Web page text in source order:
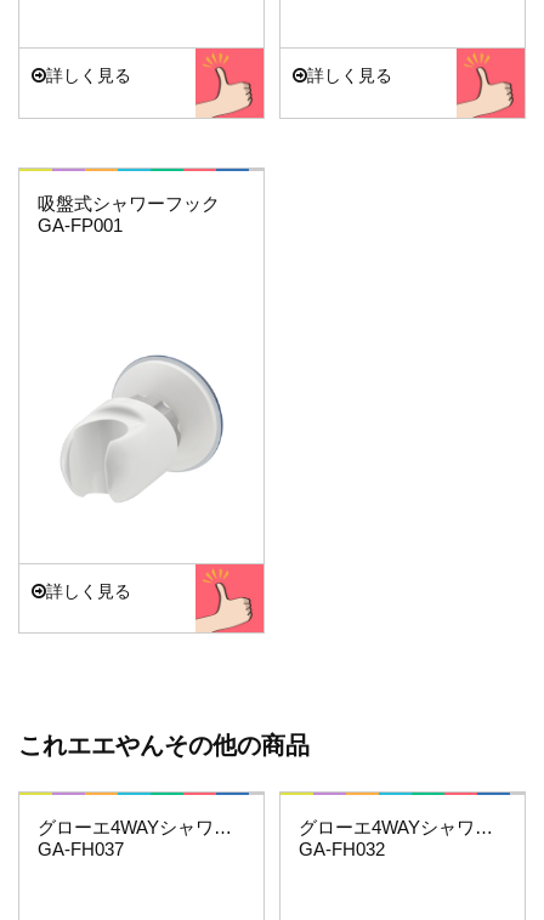
詳しく見る 詳しく見る
これエエやん
吸盤式シャワーフック
GA-FP001
詳しく見る
これエエやんその他の商品
これエエやん
グローエ4WAYシャワーホースセット
GA-FH037
これエエやん
グローエ4WAYシャワーホースセット
GA-FH032